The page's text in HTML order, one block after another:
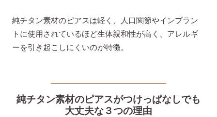
ピアスチャーム
無くした時の片耳ピアス
純チタン素材のピアスは軽く、人口関節やインプラン
トに使用されているほど生体親和性が高く、アレルギ
ーを引き起こしにくいのが特徴。
純チタン素材のピアスがつけっぱなしでも
大丈夫な３つの理由